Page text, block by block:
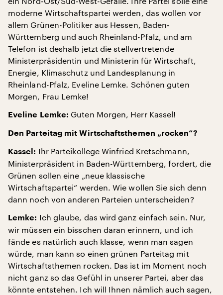
moderne Wirtschaftspartei werden, das wollen vor
allem Grünen-Politiker aus Hessen, Baden-
Württemberg und auch Rheinland-Pfalz, und am
Telefon ist deshalb jetzt die stellvertretende
Ministerpräsidentin und Ministerin für Wirtschaft,
Energie, Klimaschutz und Landesplanung in
Rheinland-Pfalz, Eveline Lemke. Schönen guten
Morgen, Frau Lemke!
Eveline Lemke: Guten Morgen, Herr Kassel!
Den Parteitag mit Wirtschaftsthemen „rocken“?
Kassel: Ihr Parteikollege Winfried Kretschmann,
Ministerpräsident in Baden-Württemberg, fordert, die
Grünen sollen eine „neue klassische
Wirtschaftspartei“ werden. Wie wollen Sie sich denn
dann noch von anderen Parteien unterscheiden?
Lemke: Ich glaube, das wird ganz einfach sein. Nur,
wir müssen ein bisschen daran erinnern, und ich
fände es natürlich auch klasse, wenn man sagen
würde, man kann so einen grünen Parteitag mit
Wirtschaftsthemen rocken. Das ist im Moment noch
nicht ganz so das Gefühl in unserer Partei, aber das
könnte entstehen. Ich will Ihnen nämlich auch sagen,